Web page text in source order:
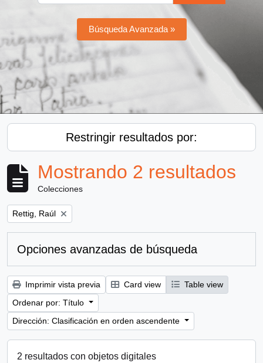
Búsqueda Avanzada »
Restringir resultados por:
Mostrando 2 resultados
Colecciones
Remove filter:
Rettig, Raúl
Opciones avanzadas de búsqueda
Imprimir vista previa Card view
Table view
Ordenar por: Título
Dirección: Clasificación en orden ascendente
2 resultados con objetos digitales